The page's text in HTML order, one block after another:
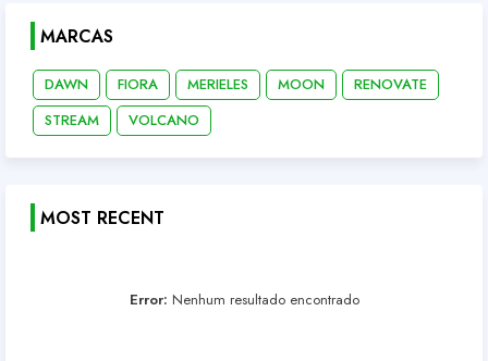
MARCAS
DAWN FIORA MERIELES MOON
RENOVATE
STREAM
VOLCANO
MOST RECENT
Error: Nenhum resultado encontrado